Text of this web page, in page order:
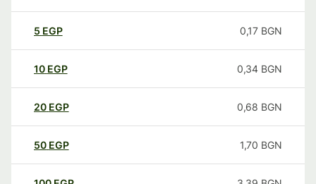
5 EGP 0,17 BGN
10 EGP 0,34 BGN
20 EGP 0,68 BGN
50 EGP 1,70 BGN